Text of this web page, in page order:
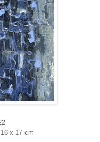
x 17 cm